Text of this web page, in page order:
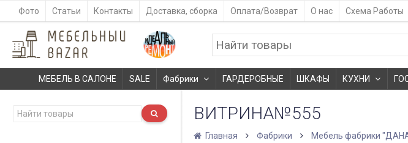
Фото Статьи Контакты Доставка, сборка Оплата/Возврат О нас Схема Работы
МЕБЕЛЬ В САЛОНЕ SALE Фабрики ГАРДЕРОБНЫЕ ШКАФЫ КУХНИ
ВИТРИНА№555
Главная Фабрики Мебель фабрики